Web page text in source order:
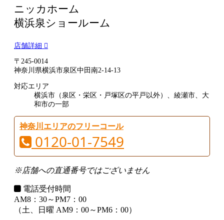
ニッカホーム
横浜泉ショールーム
店舗詳細
〒245-0014
神奈川県横浜市泉区中田南2-14-13
対応エリア
横浜市（泉区・栄区・戸塚区の平戸以外）、綾瀬市、大
和市の一部
神奈川エリアのフリーコール
0120-01-7549
※店舗への直通番号ではございません
電話受付時間
AM8：30～PM7：00
（土、日曜 AM9：00～PM6：00）